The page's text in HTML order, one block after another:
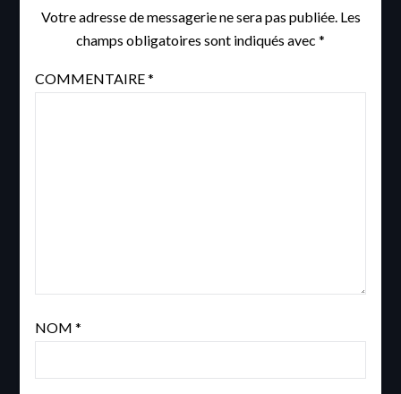
Votre adresse de messagerie ne sera pas publiée. Les
champs obligatoires sont indiqués avec *
COMMENTAIRE*
NOM *